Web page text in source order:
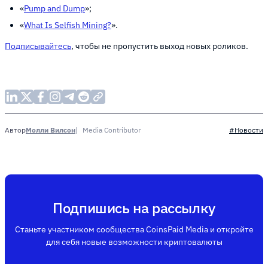
«Pump and Dump»;
«What Is Selfish Mining?».
Подписывайтесь, чтобы не пропустить выход новых роликов.
АвторМолли Вилсон Media Contributor #Новости
Подпишись на рассылку
Станьте участником сообщества CoinsPaid Media и откройте
для себя новые возможности криптовалюты